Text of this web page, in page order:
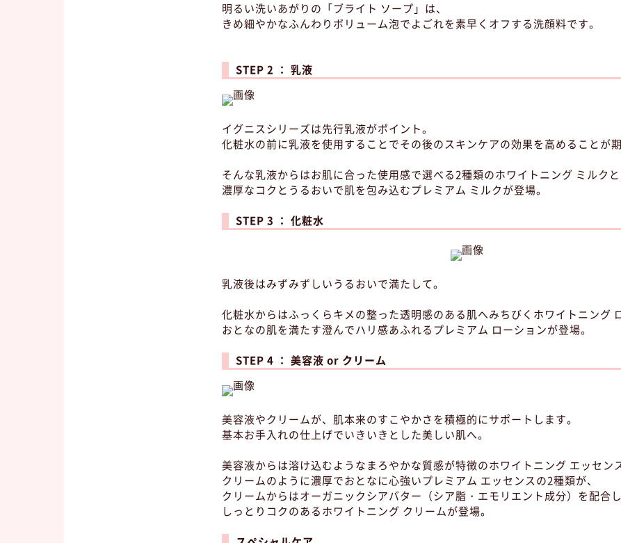
明るい洗いあがりの「ブライト ソープ」は、
きめ細やかなふんわりボリューム泡でよごれを素早くオフする洗顔料です。
STEP 2 ： 乳液
イグニスシリーズは先行乳液がポイント。
化粧水の前に乳液を使用することでその後のスキンケアの効果を高めることが
そんな乳液からはお肌に合った使用感で選べる2種類のホワイトニング ミルクと
濃厚なコクとうるおいで肌を包み込むプレミアム ミルクが登場。
STEP 3 ： 化粧水
乳液後はみずみずしいうるおいで満たして。
化粧水からはふっくらキメの整った透明感のある肌へみちびくホワイトニング
おとなの肌を満たす澄んでハリ感あふれるプレミアム ローションが登場。
STEP 4 ： 美容液 or クリーム
美容液やクリームが、肌本来のすこやかさを積極的にサポートします。
基本お手入れの仕上げでいきいきとした美しい肌へ。
美容液からは溶け込むようなまろやかな質感が特徴のホワイトニング エッセンス
クリームのように濃厚でおとなに心強いプレミアム エッセンスの2種類が、
クリームからはオーガニックシアバター（シア脂・エモリエント成分）を配合
しっとりコクのあるホワイトニング クリームが登場。